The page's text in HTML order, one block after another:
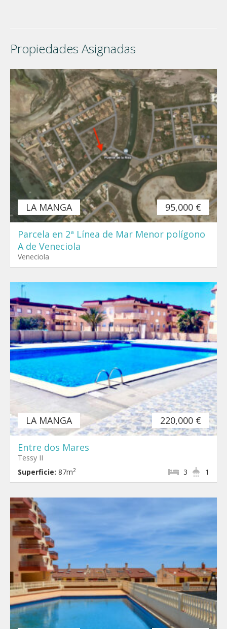
Propiedades Asignadas
LA MANGA 95,000 €
Parcela en 2ª Línea de Mar Menor polígono
A de Veneciola
Veneciola
LA MANGA 220,000 €
Entre dos Mares
Tessy II
Superficie: 87m2 1
3